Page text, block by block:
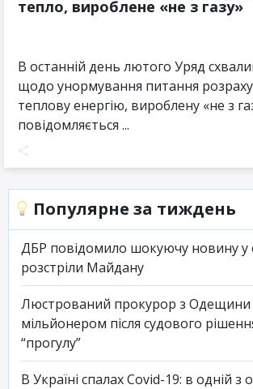
тепло, вироблене «не з газу»
В останній день лютого Уряд
щодо унормування питання
теплову енергію, вироблену «не з
повідомляється ...
Популярне за тиждень
ДБР повідомило шокуючу новину у
розстріли Майдану
Люстрований прокурор з Одещини
мільйонером після судового
“прогулу”
В Україні спалах Covid-19: в одній з